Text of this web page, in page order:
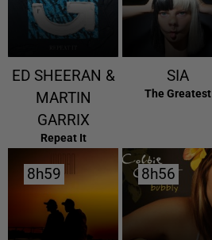
ED SHEERAN &
MARTIN
GARRIX
Repeat It
SIA
The Greatest
8h59
8h59 8h56
8h56